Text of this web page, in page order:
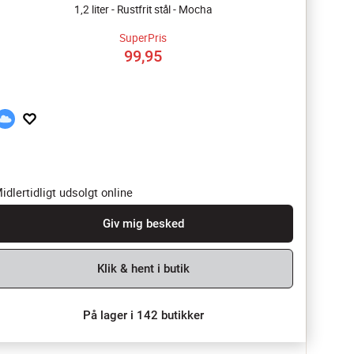
1,2 liter - Rustfrit stål - Mocha
SuperPris
99,95
udsolgt online
Giv mig besked
Klik & hent i butik
På lager i 142 butikker